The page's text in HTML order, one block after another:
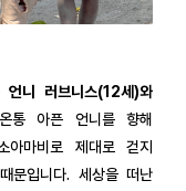
니 러브니스(12세)와
통 아픈 언니를 향해
마비로 제대로 걷지
문입니다. 세상을 떠난